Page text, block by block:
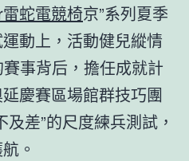
蛇電競椅京”系列夏季
動上，活動健兒縱情
賽事背后，擔任成就計
慶賽區場館群技巧團
差”的尺度練兵測試，
。